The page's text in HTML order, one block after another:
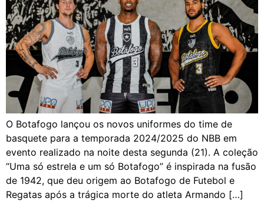
O Botafogo lançou os novos uniformes do time de
basquete para a temporada 2024/2025 do NBB em
evento realizado na noite desta segunda (21). A coleção
“Uma só estrela e um só Botafogo” é inspirada na fusão
de 1942, que deu origem ao Botafogo de Futebol e
Regatas após a trágica morte do atleta Armando […]